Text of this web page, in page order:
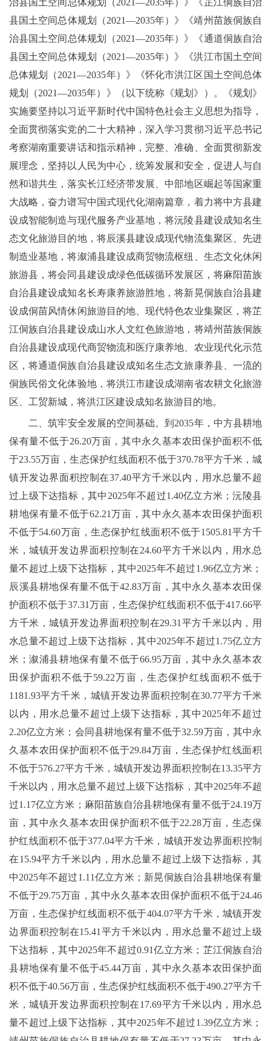
治县国土空间总体规划（2021—2035年）》《芷江侗族自治
县国土空间总体规划（2021—2035年）》《靖州苗族侗族自
治县国土空间总体规划（2021—2035年）》《通道侗族自治
县国土空间总体规划（2021—2035年）》《洪江市国土空间
总体规划（2021—2035年）》《怀化市洪江区国土空间总体
规划（2021—2035年）》（以下统称《规划》）。《规划》
实施要坚持以习近平新时代中国特色社会主义思想为指导，
全面贯彻落实党的二十大精神，深入学习贯彻习近平总书记
考察湖南重要讲话和指示精神，完整、准确、全面贯彻新发
展理念，坚持以人民为中心，统筹发展和安全，促进人与自
然和谐共生，落实长江经济带发展、中部地区崛起等国家重
大战略，奋力谱写中国式现代化湖南篇章，着力将中方县建
设成智能制造与现代服务产业基地，将沅陵县建设成知名生
态文化旅游目的地，将辰溪县建设成现代物流集聚区、先进
制造业基地，将溆浦县建设成商贸物流枢纽、生态文化休闲
旅游县，将会同县建设成绿色低碳循环发展区，将麻阳苗族
自治县建设成知名长寿康养旅游胜地，将新晃侗族自治县建
设成侗苗风情休闲旅游目的地、现代特色农业集聚区，将芷
江侗族自治县建设成山水人文红色旅游地，将靖州苗族侗族
自治县建设成现代商贸物流和医疗康养地、农业现代化示范
区，将通道侗族自治县建设成知名生态文旅康养县、一流的
侗族民俗文化体验地，将洪江市建设成湖南省农耕文化旅游
区、工贸新城，将洪江区建设成知名旅游目的地。
二、筑牢安全发展的空间基础。到2035年，中方县耕地
保有量不低于26.20万亩，其中永久基本农田保护面积不低
于23.55万亩，生态保护红线面积不低于370.78平方千米，城
镇开发边界面积控制在37.40平方千米以内，用水总量不超
过上级下达指标，其中2025年不超过1.40亿立方米；沅陵县
耕地保有量不低于62.21万亩，其中永久基本农田保护面积
不低于54.60万亩，生态保护红线面积不低于1505.81平方千
米，城镇开发边界面积控制在24.60平方千米以内，用水总
量不超过上级下达指标，其中2025年不超过1.96亿立方米；
辰溪县耕地保有量不低于42.83万亩，其中永久基本农田保
护面积不低于37.31万亩，生态保护红线面积不低于417.66平
方千米，城镇开发边界面积控制在29.31平方千米以内，用
水总量不超过上级下达指标，其中2025年不超过1.75亿立方
米；溆浦县耕地保有量不低于66.95万亩，其中永久基本农
田保护面积不低于59.22万亩，生态保护红线面积不低于
1181.93平方千米，城镇开发边界面积控制在30.77平方千米
以内，用水总量不超过上级下达指标，其中2025年不超过
2.20亿立方米；会同县耕地保有量不低于32.59万亩，其中永
久基本农田保护面积不低于29.84万亩，生态保护红线面积
不低于576.27平方千米，城镇开发边界面积控制在13.35平方
千米以内，用水总量不超过上级下达指标，其中2025年不超
过1.17亿立方米；麻阳苗族自治县耕地保有量不低于24.19万
亩，其中永久基本农田保护面积不低于22.28万亩，生态保
护红线面积不低于377.04平方千米，城镇开发边界面积控制
在15.94平方千米以内，用水总量不超过上级下达指标，其
中2025年不超过1.11亿立方米；新晃侗族自治县耕地保有量
不低于29.75万亩，其中永久基本农田保护面积不低于24.46
万亩，生态保护红线面积不低于404.07平方千米，城镇开发
边界面积控制在15.41平方千米以内，用水总量不超过上级
下达指标，其中2025年不超过0.91亿立方米；芷江侗族自治
县耕地保有量不低于45.44万亩，其中永久基本农田保护面
积不低于40.56万亩，生态保护红线面积不低于490.27平方千
米，城镇开发边界面积控制在17.69平方千米以内，用水总
量不超过上级下达指标，其中2025年不超过1.39亿立方米；